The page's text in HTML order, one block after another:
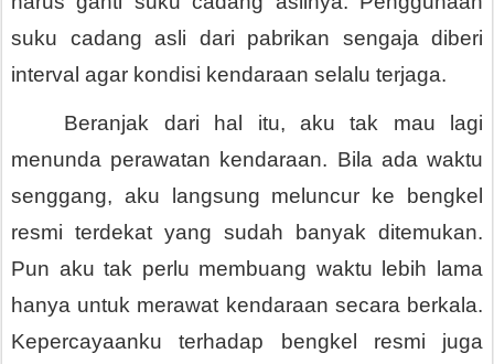
suku cadang asli dari pabrikan sengaja diberi
interval agar kondisi kendaraan selalu terjaga.
Beranjak dari hal itu, aku tak mau lagi
menunda perawatan kendaraan. Bila ada waktu
senggang, aku langsung meluncur ke bengkel
resmi terdekat yang sudah banyak ditemukan.
Pun aku tak perlu membuang waktu lebih lama
hanya untuk merawat kendaraan secara berkala.
Kepercayaanku terhadap bengkel resmi juga